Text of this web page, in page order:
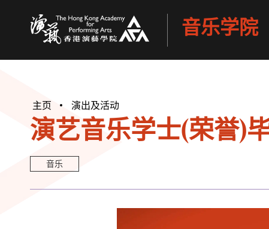
音乐学院
主页 演出及活动
演艺音乐学士(荣誉)
音乐